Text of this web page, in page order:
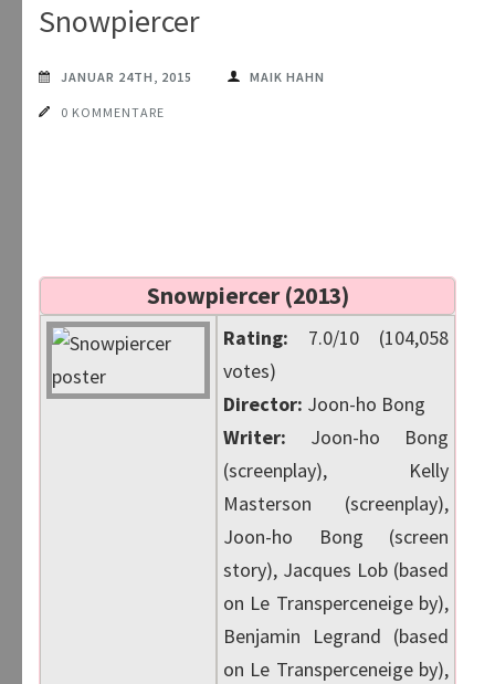
Snowpiercer
JANUAR 24TH, 2015 MAIK HAHN
0 KOMMENTARE
Snowpiercer (2013)
Rating: 7.0/10 (104,058
votes)
Director: Joon-ho Bong
Writer: Joon-ho Bong
(screenplay), Kelly
Masterson (screenplay),
Joon-ho Bong (screen
story), Jacques Lob (based
on Le Transperceneige by),
Benjamin Legrand (based
on Le Transperceneige by),